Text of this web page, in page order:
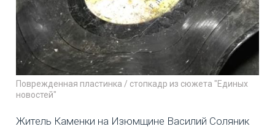
Поврежденная пластинка / стопкадр из сюжета "Единых
новостей"
Житель Каменки на Изюмщине Василий Соляник